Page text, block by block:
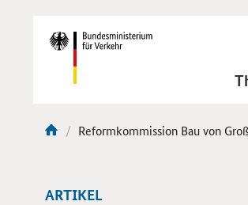
Navigation
Aktuelle
Reformkommission Bau von
ARTIKEL